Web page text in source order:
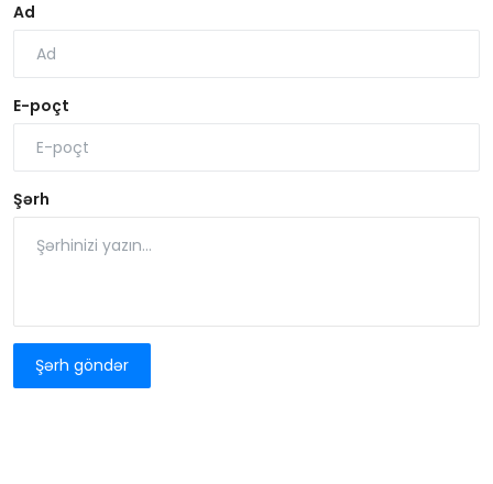
Ad
E-poçt
Şərh
Şərh göndər